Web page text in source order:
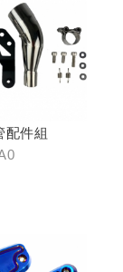
配件組